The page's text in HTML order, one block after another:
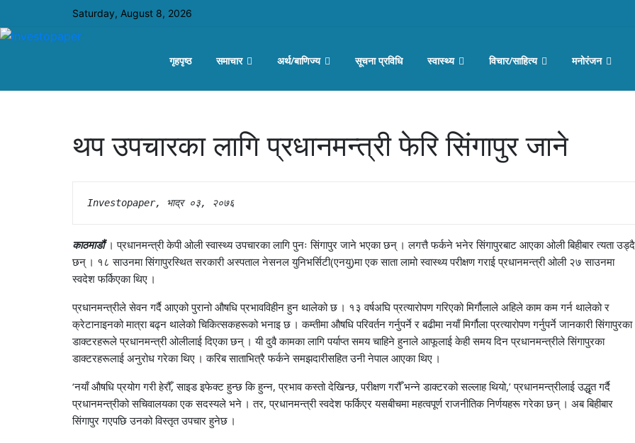
Saturday, August 8, 2026
गृहपृष्ठ समाचार अर्थ/बाणिज्य सूचना प्रविधि स्वास्थ्य विचार/साहित्य मनोरंजन
थप उपचारका लागि प्रधानमन्त्री फेरि सिंगापुर जाने
Investopaper, भाद्र ०३, २०७६
काठमाडौं। प्रधानमन्त्री केपी ओली स्वास्थ्य उपचारका लागि पुनः सिंगापुर जाने भएका छन् । लगत्तै फर्कने भनेर सिंगापुरबाट आएका ओली बिहीबार त्यता उड्दै
छन् । १८ साउनमा सिंगापुरस्थित सरकारी अस्पताल नेसनल युनिभर्सिटी(एनयु)मा एक साता लामो स्वास्थ्य परीक्षण गराई प्रधानमन्त्री ओली २७ साउनमा
स्वदेश फर्किएका थिए ।
प्रधानमन्त्रीले सेवन गर्दै आएको पुरानो औषधि प्रभावविहीन हुन थालेको छ । १३ वर्षअघि प्रत्यारोपण गरिएको मिर्गौलाले अहिले काम कम गर्न थालेको र
क्रेटानाइनको मात्रा बढ्न थालेको चिकित्सकहरूको भनाइ छ । कम्तीमा औषधि परिवर्तन गर्नुपर्ने र बढीमा नयाँ मिर्गौला प्रत्यारोपण गर्नुपर्ने जानकारी सिंगापुरका
डाक्टरहरूले प्रधानमन्त्री ओलीलाई दिएका छन् । यी दुवै कामका लागि पर्याप्त समय चाहिने हुनाले आफूलाई केही समय दिन प्रधानमन्त्रीले सिंगापुरका
डाक्टरहरूलाई अनुरोध गरेका थिए । करिब साताभित्रै फर्कने समझदारीसहित उनी नेपाल आएका थिए ।
‘नयाँ औषधि प्रयोग गरी हेरौँ, साइड इफेक्ट हुन्छ कि हुन्न, प्रभाव कस्तो देखिन्छ, परीक्षण गरौँ भन्ने डाक्टरको सल्लाह थियो,’ प्रधानमन्त्रीलाई उद्धृत गर्दै
प्रधानमन्त्रीको सचिवालयका एक सदस्यले भने । तर, प्रधानमन्त्री स्वदेश फर्किएर यसबीचमा महत्वपूर्ण राजनीतिक निर्णयहरू गरेका छन् । अब बिहीबार
सिंगापुर गएपछि उनको विस्तृत उपचार हुनेछ ।